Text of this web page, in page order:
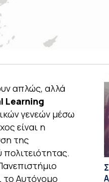
απλώς, αλλά
Learning
γενεών μέσω
είναι η
της
πολιτειότητας.
το Αυτόνομο